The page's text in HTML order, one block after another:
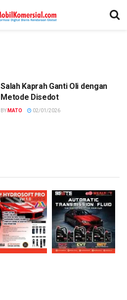
Salah Kaprah Ganti Oli dengan
Metode Disedot
BY MATO 02/01/2026